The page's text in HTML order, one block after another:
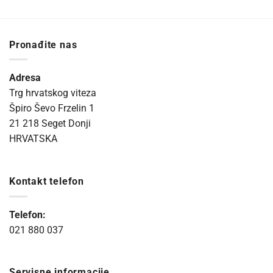
Pronađite nas
Adresa
Trg hrvatskog viteza
Špiro Ševo Frzelin 1
21 218 Seget Donji
HRVATSKA
Kontakt telefon
Telefon:
021 880 037